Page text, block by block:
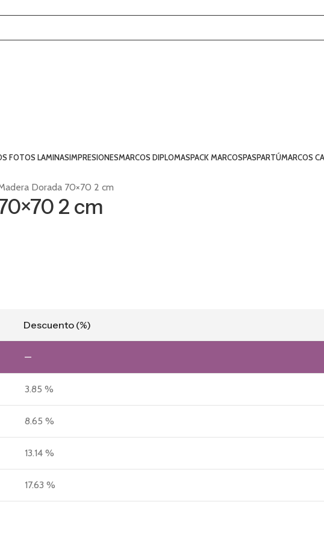
FOTOS LAMINASIMPRESIONESMARCOS DIPLOMASPACK MARCOSPASPARTÚMARCOS
Dorada 70×70 2 cm
2 cm
Descuento (%)
—
3.85 %
8.65 %
13.14 %
17.63 %